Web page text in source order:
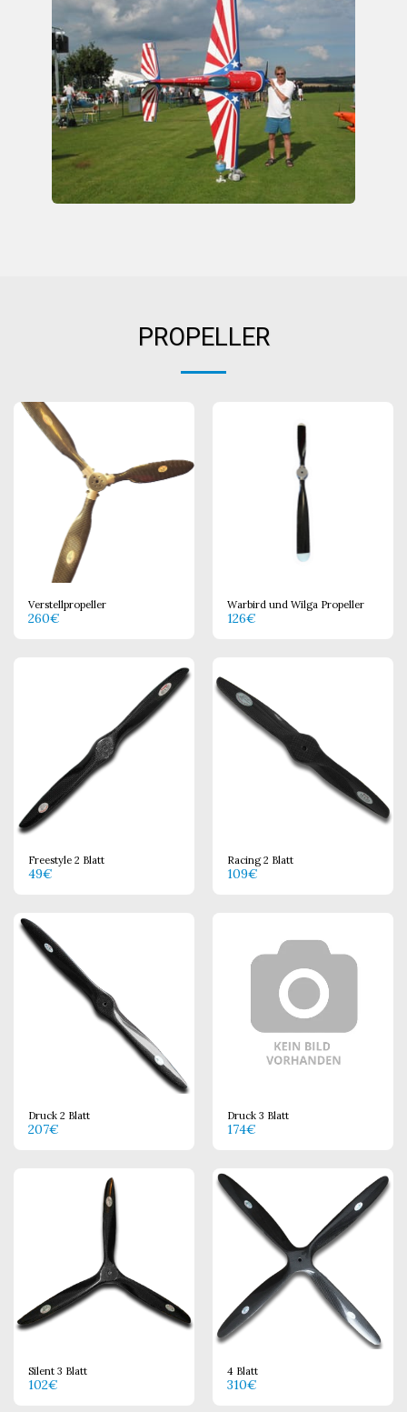
PROPELLER
Verstellpropeller
260€
Warbird und Wilga Propeller
126€
Freestyle 2 Blatt
49€
Racing 2 Blatt
109€
Druck 2 Blatt
207€
Druck 3 Blatt
174€
Silent 3 Blatt
102€
4 Blatt
310€